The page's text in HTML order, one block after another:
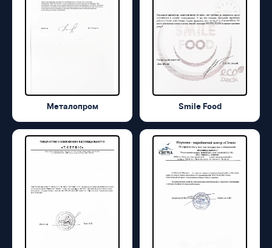
Металопром Smile Food